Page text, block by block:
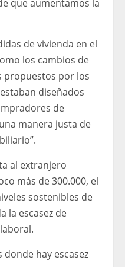
que aumentamos la
de vivienda en el
los cambios de
propuestos por los
diseñados
de
manera justa de
al extranjero
más de 300.000, el
sostenibles de
la escasez de
hay escasez